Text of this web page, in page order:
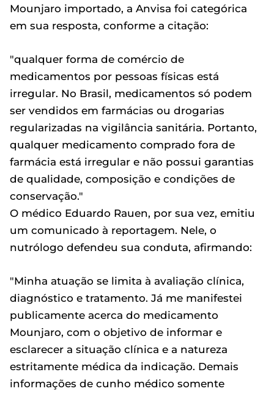
Mounjaro importado, a Anvisa foi categórica
em sua resposta, conforme a citação:
"qualquer forma de comércio de
medicamentos por pessoas físicas está
irregular. No Brasil, medicamentos só podem
ser vendidos em farmácias ou drogarias
regularizadas na vigilância sanitária. Portanto,
qualquer medicamento comprado fora de
farmácia está irregular e não possui garantias
de qualidade, composição e condições de
conservação."
O médico Eduardo Rauen, por sua vez, emitiu
um comunicado à reportagem. Nele, o
nutrólogo defendeu sua conduta, afirmando:
"Minha atuação se limita à avaliação clínica,
diagnóstico e tratamento. Já me manifestei
publicamente acerca do medicamento
Mounjaro, com o objetivo de informar e
esclarecer a situação clínica e a natureza
estritamente médica da indicação. Demais
informações de cunho médico somente